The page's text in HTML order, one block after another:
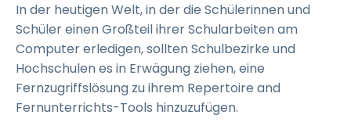
In der heutigen Welt, in der die Schülerinnen und
Schüler einen Großteil ihrer Schularbeiten am
Computer erledigen, sollten Schulbezirke und
Hochschulen es in Erwägung ziehen, eine
Fernzugriffslösung zu ihrem Repertoire and
Fernunterrichts-Tools hinzuzufügen.